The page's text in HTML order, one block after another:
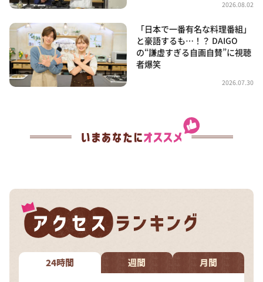
2026.08.02
「日本で一番有名な料理番組」
と豪語するも…！？ DAIGO
の“謙虚すぎる自画自賛”に視聴
者爆笑
2026.07.30
24時間 週間 月間